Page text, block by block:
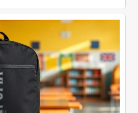
w przyszłym tygodniu i czy jest
skończą się wakacje.